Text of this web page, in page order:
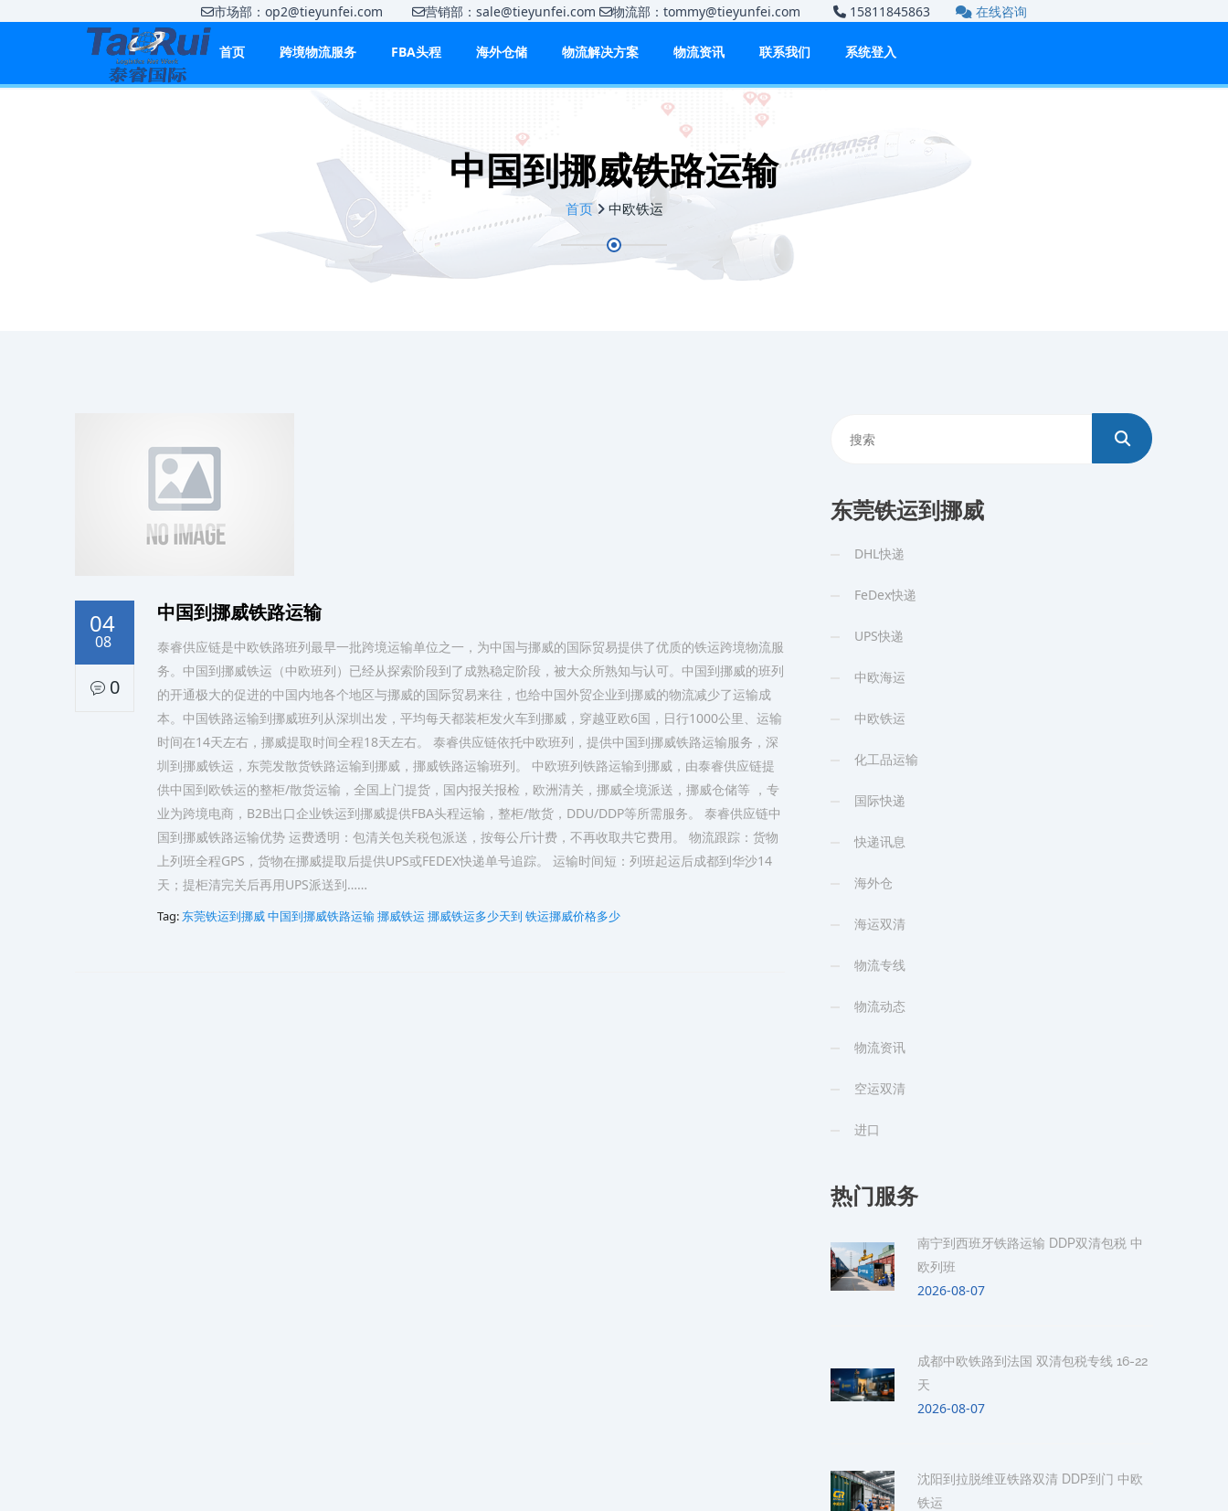
市场部：op2@tieyunfei.com 营销部：sale@tieyunfei.com 物流部：tommy@tieyunfei.com 15811845863 在线咨询
首页 跨境物流服务 FBA头程 海外仓储 物流解决方案 物流资讯 联系我们 系统登入
中国到挪威铁路运输
首页 中欧铁运
04
08
0
中国到挪威铁路运输
泰睿供应链是中欧铁路班列最早一批跨境运输单位之一，为中国与挪威的国际贸易提供了优质的铁运跨境物流服
务。中国到挪威铁运（中欧班列）已经从探索阶段到了成熟稳定阶段，被大众所熟知与认可。中国到挪威的班列
的开通极大的促进的中国内地各个地区与挪威的国际贸易来往，也给中国外贸企业到挪威的物流减少了运输成
本。中国铁路运输到挪威班列从深圳出发，平均每天都装柜发火车到挪威，穿越亚欧6国，日行1000公里、运输
时间在14天左右，挪威提取时间全程18天左右。 泰睿供应链依托中欧班列，提供中国到挪威铁路运输服务，深
圳到挪威铁运，东莞发散货铁路运输到挪威，挪威铁路运输班列。 中欧班列铁路运输到挪威，由泰睿供应链提
供中国到欧铁运的整柜/散货运输，全国上门提货，国内报关报检，欧洲清关，挪威全境派送，挪威仓储等 ，专
业为跨境电商，B2B出口企业铁运到挪威提供FBA头程运输，整柜/散货，DDU/DDP等所需服务。 泰睿供应链中
国到挪威铁路运输优势 运费透明：包清关包关税包派送，按每公斤计费，不再收取共它费用。 物流跟踪：货物
上列班全程GPS，货物在挪威提取后提供UPS或FEDEX快递单号追踪。 运输时间短：列班起运后成都到华沙14
天；提柜清完关后再用UPS派送到……
Tag: 东莞铁运到挪威中国到挪威铁路运输挪威铁运挪威铁运多少天到 铁运挪威价格多少
东莞铁运到挪威
DHL快递
FeDex快递
UPS快递
中欧海运
中欧铁运
化工品运输
国际快递
快递讯息
海外仓
海运双清
物流专线
物流动态
物流资讯
空运双清
进口
热门服务
南宁到西班牙铁路运输 DDP双清包税 中
欧列班
2026-08-07
成都中欧铁路到法国 双清包税专线 16-22
天
2026-08-07
沈阳到拉脱维亚铁路双清 DDP到门 中欧
铁运